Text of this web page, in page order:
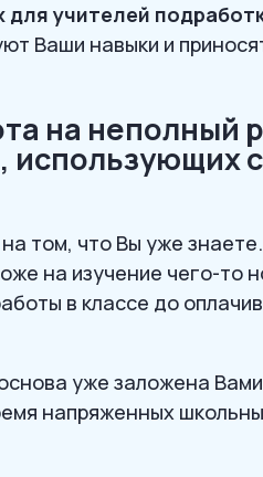
для учителей
Ваши навыки и
на неполный
использующих
том, что Вы уже
на изучение чего-то
в классе до
уже заложена
напряженных